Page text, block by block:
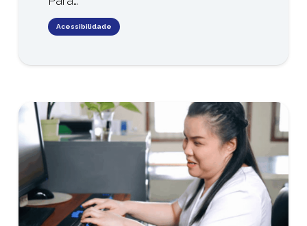
Acessibilidade